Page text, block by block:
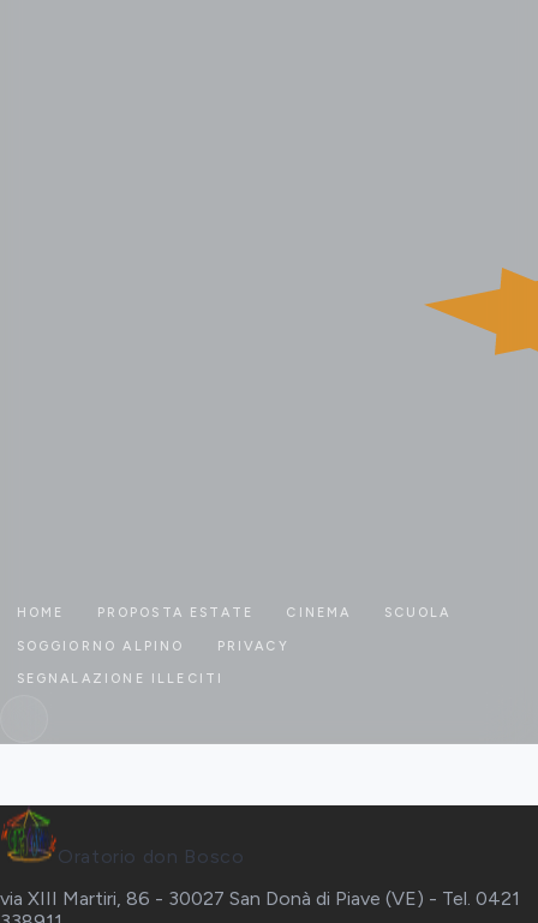
HOME PROPOSTA ESTATE CINEMA SCUOLA
SOGGIORNO ALPINO PRIVACY
SEGNALAZIONE ILLECITI
Oratorio don Bosco
via XIII Martiri, 86 - 30027 San Donà di Piave (VE) - Tel. 0421